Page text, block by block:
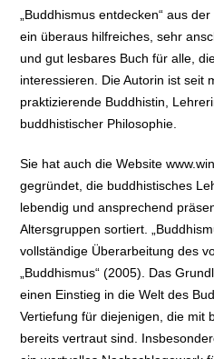
„Buddhismus entdecken“ aus
ein überaus hilfreiches, sehr
und gut lesbares Buch für alle,
interessieren. Die Autorin ist seit
praktizierende Buddhistin,
buddhistischer Philosophie.
Sie hat auch die Website
gegründet, die buddhistisches
lebendig und ansprechend
Altersgruppen sortiert.
vollständige Überarbeitung des
„Buddhismus“ (2005). Das
einen Einstieg in die Welt des
Vertiefung für diejenigen, die mit
bereits vertraut sind.